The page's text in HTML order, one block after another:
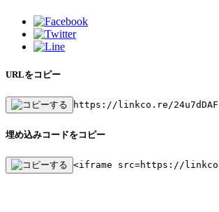
URLをコピー
https://linkco.re/24u7dDAF
埋め込みコードをコピー
<iframe src=https://